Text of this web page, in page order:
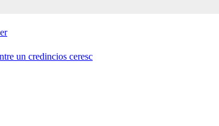
un credincios ceresc